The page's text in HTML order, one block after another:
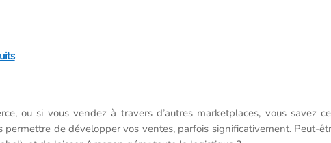
ou si vous vendez à travers d’autres marketplaces, vous savez
permettre de développer vos ventes, parfois significativement. Peut-